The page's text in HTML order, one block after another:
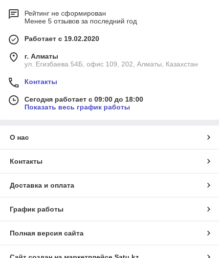
Рейтинг не сформирован
Менее 5 отзывов за последний год
Работает с 19.02.2020
г. Алматы
ул. Егизбаева 54Б, офис 109, 202, Алматы, Казахстан
Контакты
Сегодня работает с 09:00 до 18:00
Показать весь график работы
О нас
Контакты
Доставка и оплата
График работы
Полная версия сайта